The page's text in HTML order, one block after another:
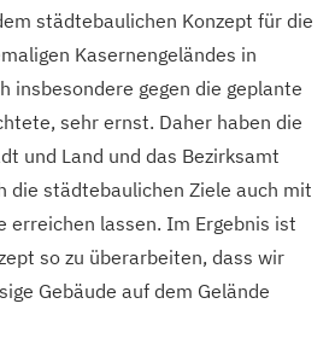
städtebaulichen Konzept für die
Kasernengeländes in
insbesondere gegen die geplante
sehr ernst. Daher haben die
und Land und das Bezirksamt
die städtebaulichen Ziele auch mit
erreichen lassen. Im Ergebnis ist
so zu überarbeiten, dass wir
Gebäude auf dem Gelände